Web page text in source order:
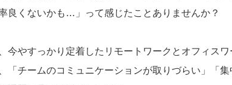
良くないかも…」って感じたことありませんか？
今やすっかり定着したリモートワークとオフィス
「チームのコミュニケーションが取りづらい」「